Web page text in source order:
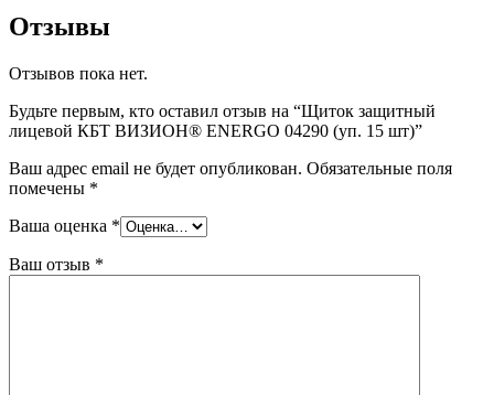
Отзывы
Отзывов пока нет.
Будьте первым, кто оставил отзыв на “Щиток защитный
лицевой КБТ ВИЗИОН® ENERGO 04290 (уп. 15 шт)”
Ваш адрес email не будет опубликован. Обязательные поля
помечены *
Ваша оценка *
Ваш отзыв *